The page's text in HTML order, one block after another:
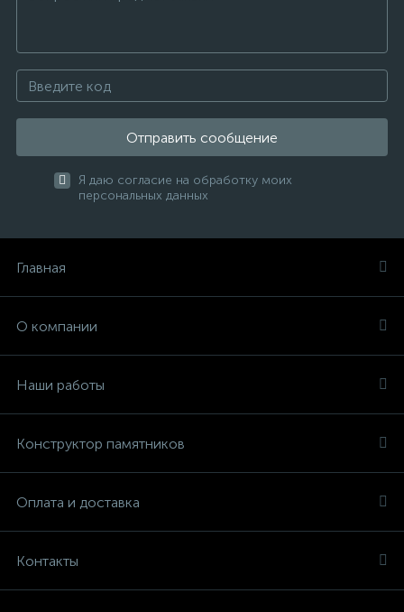
Отправить сообщение
Я даю согласие на обработку моих
персональных данных
Главная
О компании
Наши работы
Конструктор памятников
Оплата и доставка
Контакты